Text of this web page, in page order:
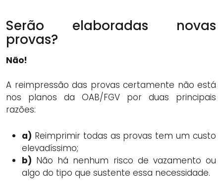
Serão elaboradas novas
provas?
Não!
A reimpressão das provas certamente não está
nos planos da OAB/FGV por duas principais
razões:
a) Reimprimir todas as provas tem um custo
elevadíssimo;
b) Não há nenhum risco de vazamento ou
algo do tipo que sustente essa necessidade.